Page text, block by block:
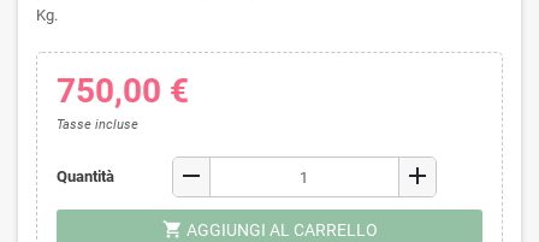
Kg.
750,00 €
Tasse incluse
Quantità remove add
shopping_cart AGGIUNGI AL CARRELLO